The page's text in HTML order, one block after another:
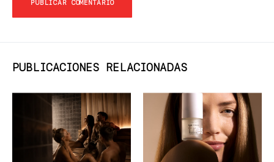
PUBLICACIONES RELACIONADAS